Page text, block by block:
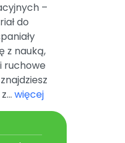
–
do
z nauką,
ruchowe
więcej